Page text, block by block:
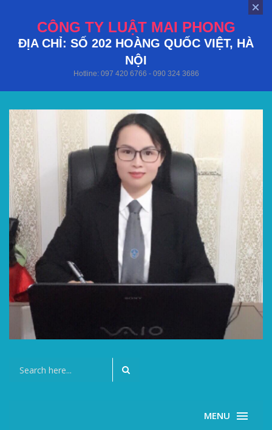
CÔNG TY LUẬT MAI PHONG
ĐỊA CHỈ: SỐ 202 HOÀNG QUỐC VIỆT, HÀ
NỘI
Hotline: 097 420 6766 - 090 324 3686
MENU